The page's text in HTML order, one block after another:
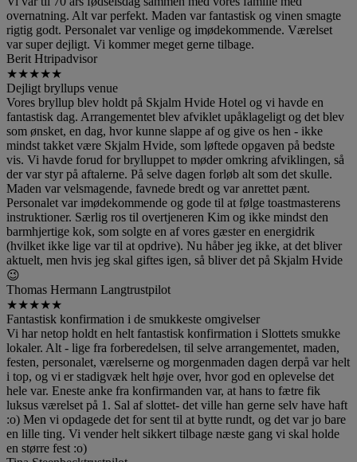
overnatning. Alt var perfekt. Maden var fantastisk og vinen smagte
rigtig godt. Personalet var venlige og imødekommende. Værelset
var super dejligt. Vi kommer meget gerne tilbage.
Berit Htripadvisor
★★★★★
Dejligt bryllups venue
Vores bryllup blev holdt på Skjalm Hvide Hotel og vi havde en
fantastisk dag. Arrangementet blev afviklet upåklageligt og det blev
som ønsket, en dag, hvor kunne slappe af og give os hen - ikke
mindst takket være Skjalm Hvide, som løftede opgaven på bedste
vis. Vi havde forud for brylluppet to møder omkring afviklingen, så
der var styr på aftalerne. På selve dagen forløb alt som det skulle.
Maden var velsmagende, favnede bredt og var anrettet pænt.
Personalet var imødekommende og gode til at følge toastmasterens
instruktioner. Særlig ros til overtjeneren Kim og ikke mindst den
barmhjertige kok, som solgte en af vores gæster en energidrik
(hvilket ikke lige var til at opdrive). Nu håber jeg ikke, at det bliver
aktuelt, men hvis jeg skal giftes igen, så bliver det på Skjalm Hvide
😉
Thomas Hermann Langtrustpilot
★★★★★
Fantastisk konfirmation i de smukkeste omgivelser
Vi har netop holdt en helt fantastisk konfirmation i Slottets smukke
lokaler. Alt - lige fra forberedelsen, til selve arrangementet, maden,
festen, personalet, værelserne og morgenmaden dagen derpå var helt
i top, og vi er stadigvæk helt høje over, hvor god en oplevelse det
hele var. Eneste anke fra konfirmanden var, at hans to fætre fik
luksus værelset på 1. Sal af slottet- det ville han gerne selv have haft
:o) Men vi opdagede det for sent til at bytte rundt, og det var jo bare
en lille ting. Vi vender helt sikkert tilbage næste gang vi skal holde
en større fest :o)